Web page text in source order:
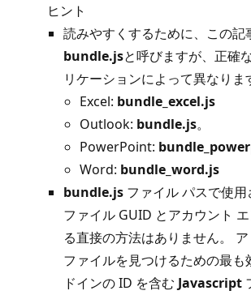
ヒント
読みやすくするために、この記
bundle.jsと呼びますが、正確
リケーションによって異なりま
Excel: bundle_excel.js
Outlook: bundle.js。
PowerPoint:
Word: bundle_word.js
bundle.js ファイル パスで使
ファイル GUID とアカウント
る直接の方法はありません。
ファイルを見つけるための最も
ドインの ID を含む Javascript